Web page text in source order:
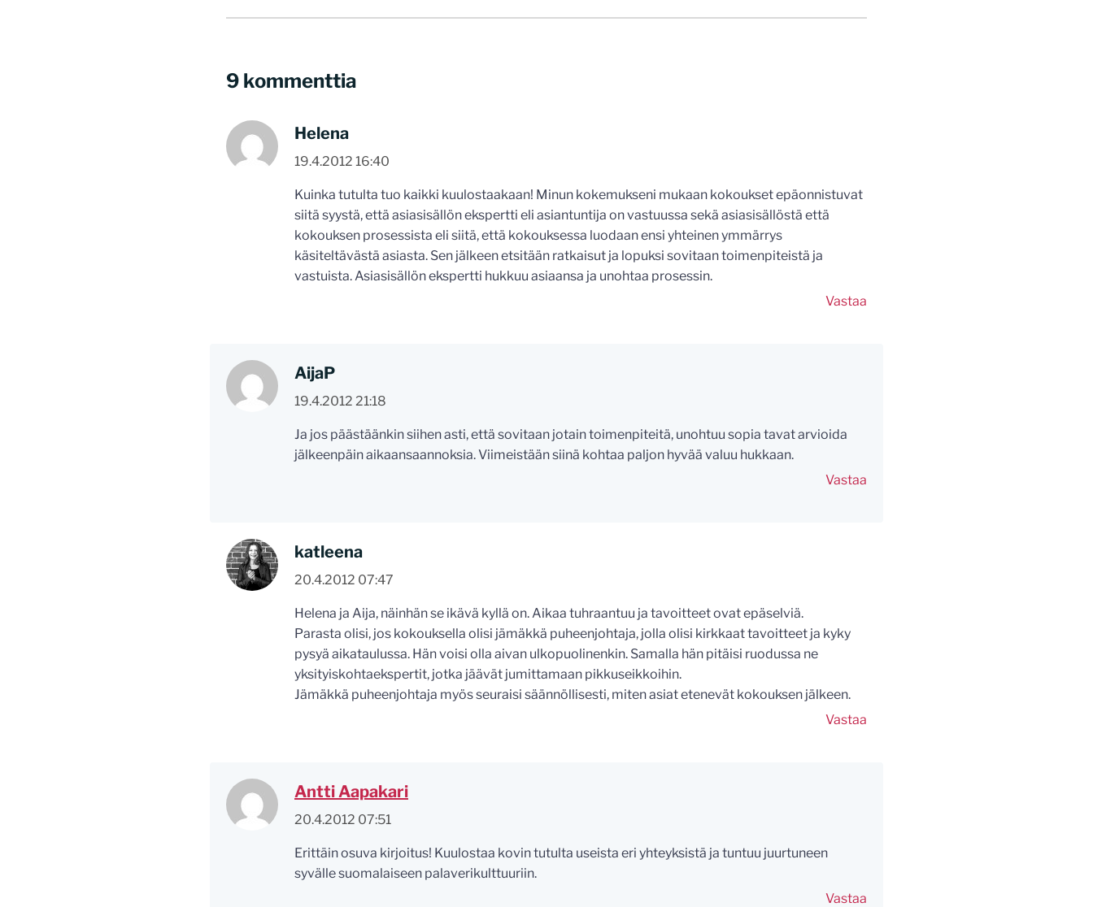
9 kommenttia
Helena
19.4.2012 16:40
Kuinka tutulta tuo kaikki kuulostaakaan! Minun kokemukseni mukaan kokoukset epäonnistuvat
siitä syystä, että asiasisällön ekspertti eli asiantuntija on vastuussa sekä asiasisällöstä että
kokouksen prosessista eli siitä, että kokouksessa luodaan ensi yhteinen ymmärrys
käsiteltävästä asiasta. Sen jälkeen etsitään ratkaisut ja lopuksi sovitaan toimenpiteistä ja
vastuista. Asiasisällön ekspertti hukkuu asiaansa ja unohtaa prosessin.
Vastaa
AijaP
19.4.2012 21:18
Ja jos päästäänkin siihen asti, että sovitaan jotain toimenpiteitä, unohtuu sopia tavat arvioida
jälkeenpäin aikaansaannoksia. Viimeistään siinä kohtaa paljon hyvää valuu hukkaan.
Vastaa
katleena
20.4.2012 07:47
Helena ja Aija, näinhän se ikävä kyllä on. Aikaa tuhraantuu ja tavoitteet ovat epäselviä.
Parasta olisi, jos kokouksella olisi jämäkkä puheenjohtaja, jolla olisi kirkkaat tavoitteet ja kyky
pysyä aikataulussa. Hän voisi olla aivan ulkopuolinenkin. Samalla hän pitäisi ruodussa ne
yksityiskohtaekspertit, jotka jäävät jumittamaan pikkuseikkoihin.
Jämäkkä puheenjohtaja myös seuraisi säännöllisesti, miten asiat etenevät kokouksen jälkeen.
Vastaa
Antti Aapakari
20.4.2012 07:51
Erittäin osuva kirjoitus! Kuulostaa kovin tutulta useista eri yhteyksistä ja tuntuu juurtuneen
syvälle suomalaiseen palaverikulttuuriin.
Vastaa